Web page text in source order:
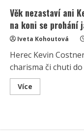
Věk nezastaví ani
na koni se prohání
Iveta Kohoutová
Herec Kevin
charisma či chuti
Více
more